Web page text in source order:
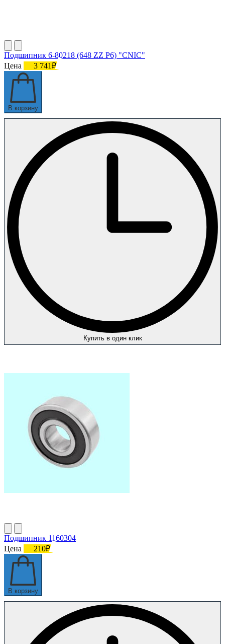
Подшипник 6-80218 (648 ZZ P6) "CNIC"
Цена
3 741₽
В корзину
Купить в один клик
Подшипник 1160304
Цена
210₽
В корзину